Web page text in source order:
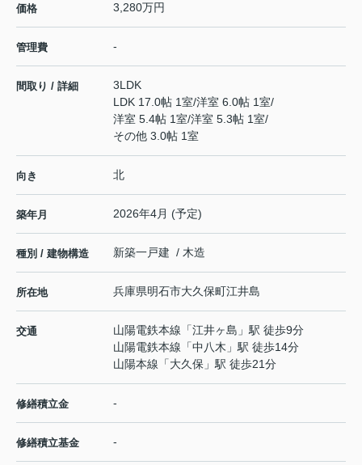
価格 3,280万円
管理費 -
間取り / 詳細
3LDK
LDK 17.0帖 1室/洋室 6.0帖 1室/
洋室 5.4帖 1室/洋室 5.3帖 1室/
その他 3.0帖 1室
向き 北
築年月 2026年4月 (予定)
種別 / 建物構造 新築一戸建 / 木造
所在地 兵庫県明石市大久保町江井島
交通 山陽電鉄本線 「江井ヶ島 」駅 徒歩9分
山陽電鉄本線 「中八木 」駅 徒歩14分
山陽本線 「大久保 」駅 徒歩21分
修繕積立金 -
修繕積立基金 -